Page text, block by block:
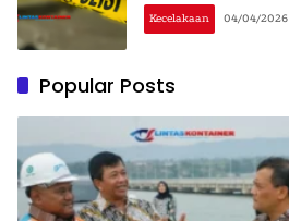
Kecelakaan 04/04/2026
Popular Posts